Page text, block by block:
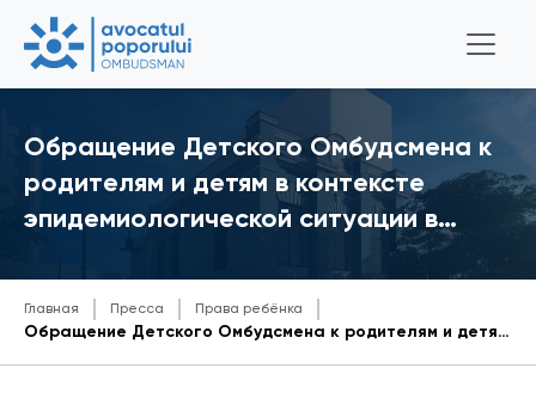
Обращение Детского Омбудсмена к
родителям и детям в контексте
эпидемиологической ситуации в…
Главная Пресса Права ребёнка
Обращение Детского Омбудсмена к родителям и детям в контексте эпидемиологической ситуации в стране и режима чрезвычайного положения